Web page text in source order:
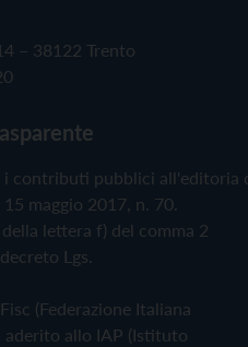
– 38122 Trento
i contributi pubblici all'editoria
maggio 2017, n. 70.
lettera f) del comma 2
Lgs.
(Federazione Italiana
aderito allo IAP (Istituto